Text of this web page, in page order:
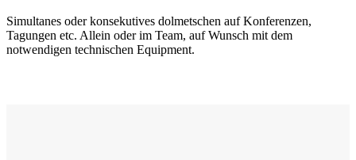
Simultanes oder konsekutives dolmetschen auf Konferenzen,
Tagungen etc. Allein oder im Team, auf Wunsch mit dem
notwendigen technischen Equipment.